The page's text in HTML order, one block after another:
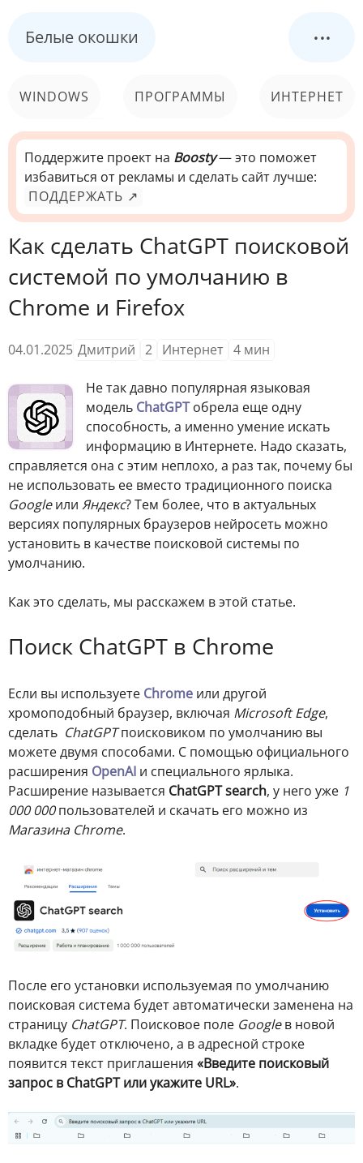
Белые окошки ...
WINDOWS ПРОГРАММЫ ИНТЕРНЕТ
КОМПЬЮТЕР
СИСТЕМА
Поддержите проект на Boosty— это поможет
избавиться от рекламы и сделать сайт лучше:
ПОДДЕРЖАТЬ ↗
Как сделать ChatGPT поисковой
системой по умолчанию в
Chrome и Firefox
04.01.2025 Дмитрий 2 Интернет 4 мин
Не так давно популярная языковая
модель ChatGPTобрела еще одну
способность, а именно умение искать
информацию в Интернете. Надо сказать,
справляется она с этим неплохо, а раз так, почему бы
не использовать ее вместо традиционного поиска
Googleили Яндекс? Тем более, что в актуальных
версиях популярных браузеров нейросеть можно
установить в качестве поисковой системы по
умолчанию.
Как это сделать, мы расскажем в этой статье.
Поиск ChatGPT в Chrome
Если вы используете Chrome или другой
хромоподобный браузер, включая Microsoft Edge,
сделать ChatGPTпоисковиком по умолчанию вы
можете двумя способами. С помощью официального
расширения OpenAI и специального ярлыка.
Расширение называется ChatGPT search, у него уже 1
000 000пользователей и скачать его можно из
Магазина Chrome.
После его установки используемая по умолчанию
поисковая система будет автоматически заменена на
страницу ChatGPT. Поисковое поле Googleв новой
вкладке будет отключено, а в адресной строке
появится текст приглашения «Введите поисковый
запрос в ChatGPT или укажите URL».